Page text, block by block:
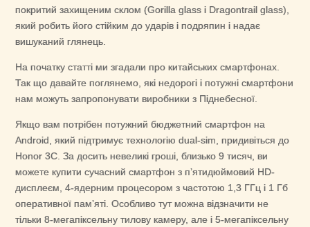
покритий захищеним склом (Gorilla glass і Dragontrail glass),
який робить його стійким до ударів і подряпин і надає
вишуканий глянець.
На початку статті ми згадали про китайських смартфонах.
Так що давайте поглянемо, які недорогі і потужні смартфони
нам можуть запропонувати виробники з Піднебесної.
Якщо вам потрібен потужний бюджетний смартфон на
Android, який підтримує технологію dual-sim, придивіться до
Honor 3C. За досить невеликі гроші, близько 9 тисяч, ви
можете купити сучасний смартфон з п’ятидюймовий HD-
дисплеєм, 4-ядерним процесором з частотою 1,3 ГГц і 1 Гб
оперативної пам’яті. Особливо тут можна відзначити не
тільки 8-мегапіксельну тилову камеру, але і 5-мегапіксельну